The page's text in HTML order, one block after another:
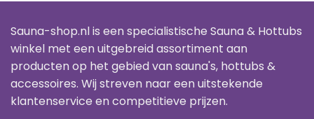
Sauna-shop.nl is een specialistische Sauna & Hottubs
winkel met een uitgebreid assortiment aan
producten op het gebied van sauna's, hottubs &
accessoires. Wij streven naar een uitstekende
klantenservice en competitieve prijzen.